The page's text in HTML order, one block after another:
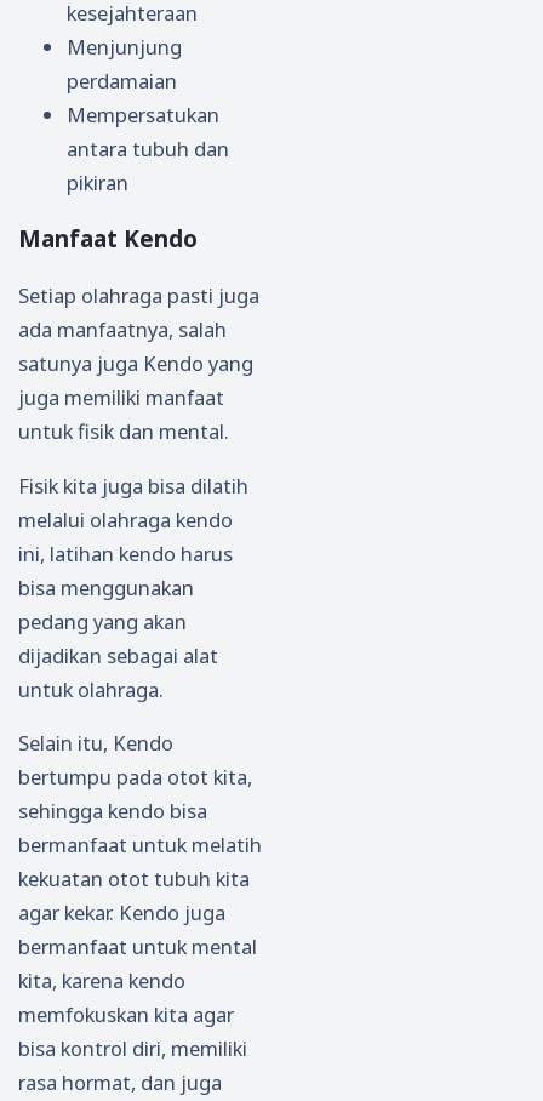
kesejahteraan
Menjunjung
perdamaian
Mempersatukan
antara tubuh dan
pikiran
Manfaat Kendo
Setiap olahraga pasti juga
ada manfaatnya, salah
satunya juga Kendo yang
juga memiliki manfaat
untuk fisik dan mental.
Fisik kita juga bisa dilatih
melalui olahraga kendo
ini, latihan kendo harus
bisa menggunakan
pedang yang akan
dijadikan sebagai alat
untuk olahraga.
Selain itu, Kendo
bertumpu pada otot kita,
sehingga kendo bisa
bermanfaat untuk melatih
kekuatan otot tubuh kita
agar kekar. Kendo juga
bermanfaat untuk mental
kita, karena kendo
memfokuskan kita agar
bisa kontrol diri, memiliki
rasa hormat, dan juga